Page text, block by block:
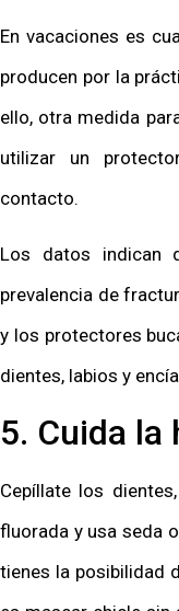
En vacaciones es
producen por la
ello, otra medida
utilizar un
contacto.
Los datos indican
prevalencia de
y los protectores
dientes, labios y
5. Cuida la
Cepíllate los
fluorada y usa seda
tienes la posibilidad